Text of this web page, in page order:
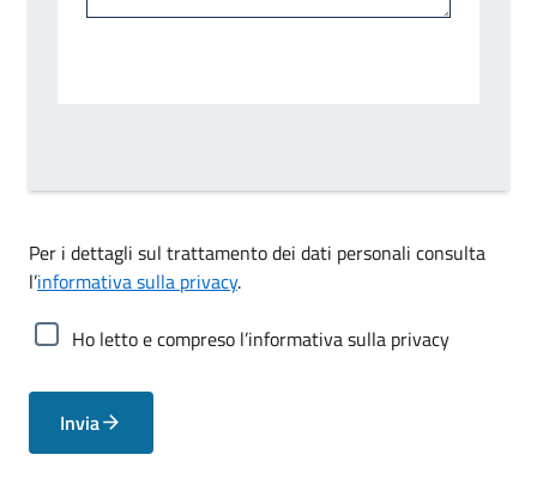
Per i dettagli sul trattamento dei dati personali consulta
l’informativa sulla privacy.
Ho letto e compreso l’informativa sulla privacy
Invia